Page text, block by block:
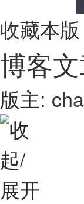
收藏本版
博客
版主: